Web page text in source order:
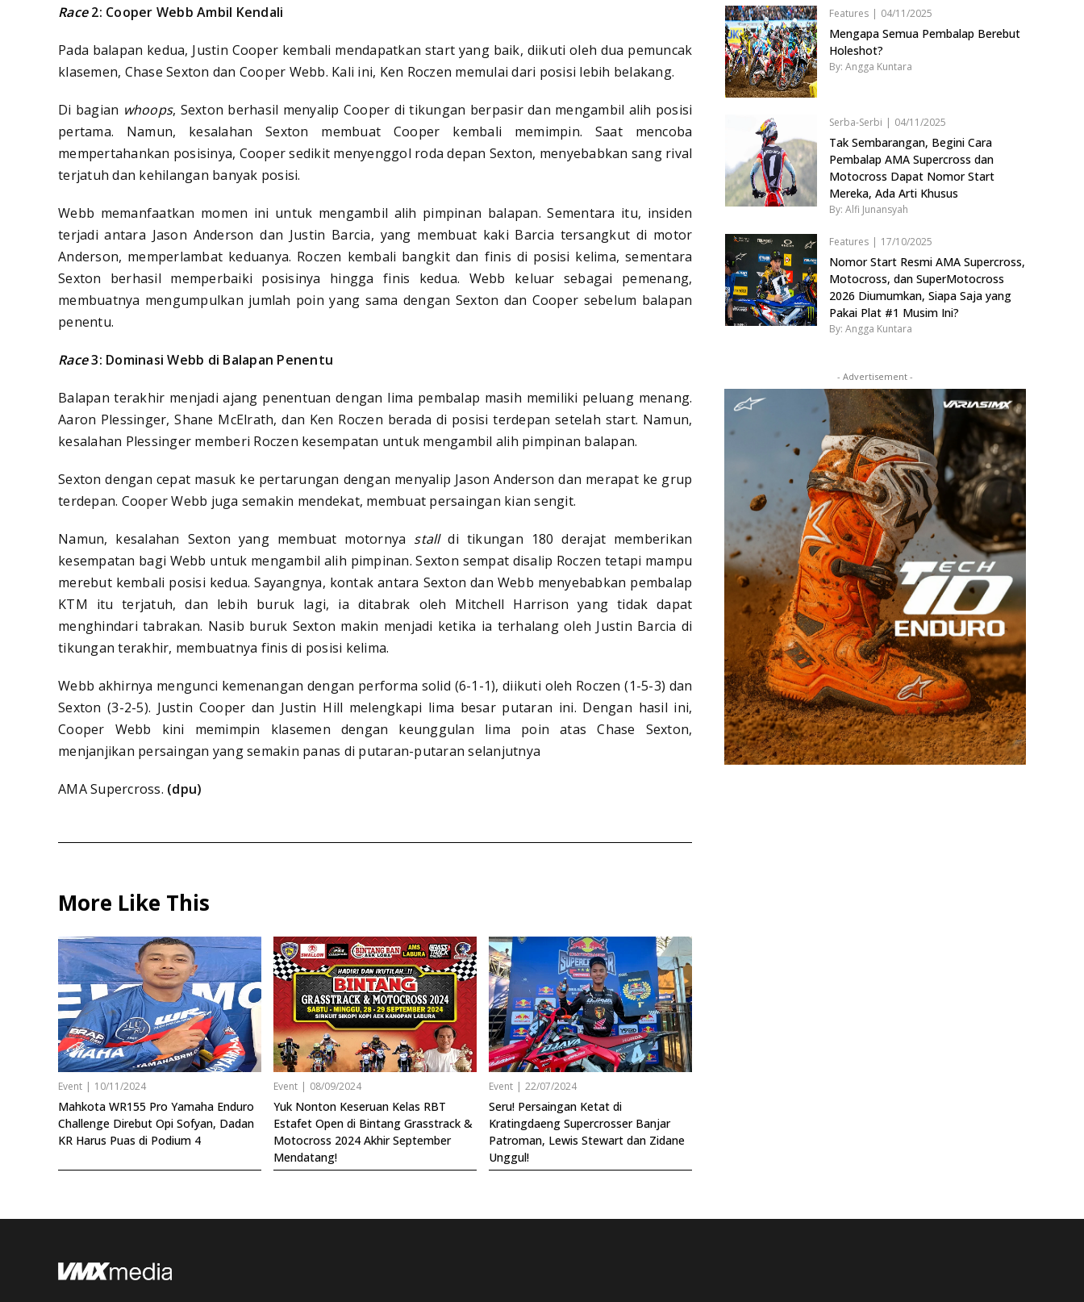
Race2: Cooper Webb Ambil Kendali
Pada balapan kedua, Justin Cooper kembali mendapatkan start yang baik, diikuti oleh dua pemuncak
klasemen, Chase Sexton dan Cooper Webb. Kali ini, Ken Roczen memulai dari posisi lebih belakang.
Di bagian whoops, Sexton berhasil menyalip Cooper di tikungan berpasir dan mengambil alih posisi
pertama. Namun, kesalahan Sexton membuat Cooper kembali memimpin. Saat mencoba
mempertahankan posisinya, Cooper sedikit menyenggol roda depan Sexton, menyebabkan sang rival
terjatuh dan kehilangan banyak posisi.
Webb memanfaatkan momen ini untuk mengambil alih pimpinan balapan. Sementara itu, insiden
terjadi antara Jason Anderson dan Justin Barcia, yang membuat kaki Barcia tersangkut di motor
Anderson, memperlambat keduanya. Roczen kembali bangkit dan finis di posisi kelima, sementara
Sexton berhasil memperbaiki posisinya hingga finis kedua. Webb keluar sebagai pemenang,
membuatnya mengumpulkan jumlah poin yang sama dengan Sexton dan Cooper sebelum balapan
penentu.
Race3: Dominasi Webb di Balapan Penentu
Balapan terakhir menjadi ajang penentuan dengan lima pembalap masih memiliki peluang menang.
Aaron Plessinger, Shane McElrath, dan Ken Roczen berada di posisi terdepan setelah start. Namun,
kesalahan Plessinger memberi Roczen kesempatan untuk mengambil alih pimpinan balapan.
Sexton dengan cepat masuk ke pertarungan dengan menyalip Jason Anderson dan merapat ke grup
terdepan. Cooper Webb juga semakin mendekat, membuat persaingan kian sengit.
Namun, kesalahan Sexton yang membuat motornya stalldi tikungan 180 derajat memberikan
kesempatan bagi Webb untuk mengambil alih pimpinan. Sexton sempat disalip Roczen tetapi mampu
merebut kembali posisi kedua. Sayangnya, kontak antara Sexton dan Webb menyebabkan pembalap
KTM itu terjatuh, dan lebih buruk lagi, ia ditabrak oleh Mitchell Harrison yang tidak dapat
menghindari tabrakan. Nasib buruk Sexton makin menjadi ketika ia terhalang oleh Justin Barcia di
tikungan terakhir, membuatnya finis di posisi kelima.
Webb akhirnya mengunci kemenangan dengan performa solid (6-1-1), diikuti oleh Roczen (1-5-3) dan
Sexton (3-2-5). Justin Cooper dan Justin Hill melengkapi lima besar putaran ini. Dengan hasil ini,
Cooper Webb kini memimpin klasemen dengan keunggulan lima poin atas Chase Sexton,
menjanjikan persaingan yang semakin panas di putaran-putaran selanjutnya
AMA Supercross. (dpu)
More Like This
Event | 10/11/2024
Mahkota WR155 Pro Yamaha Enduro
Challenge Direbut Opi Sofyan, Dadan
KR Harus Puas di Podium 4
Event | 08/09/2024
Yuk Nonton Keseruan Kelas RBT
Estafet Open di Bintang Grasstrack &
Motocross 2024 Akhir September
Mendatang!
Event | 22/07/2024
Seru! Persaingan Ketat di
Kratingdaeng Supercrosser Banjar
Patroman, Lewis Stewart dan Zidane
Unggul!
Features | 04/11/2025
Mengapa Semua Pembalap Berebut
Holeshot?
By: Angga Kuntara
Serba-Serbi | 04/11/2025
Tak Sembarangan, Begini Cara
Pembalap AMA Supercross dan
Motocross Dapat Nomor Start
Mereka, Ada Arti Khusus
By: Alfi Junansyah
Features | 17/10/2025
Nomor Start Resmi AMA Supercross,
Motocross, dan SuperMotocross
2026 Diumumkan, Siapa Saja yang
Pakai Plat #1 Musim Ini?
By: Angga Kuntara
- Advertisement -